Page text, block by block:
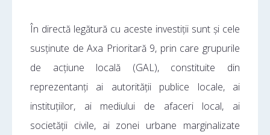
În directă legătură cu aceste investiții sunt și cele
susținute de Axa Prioritară 9, prin care grupurile
de acțiune locală (GAL), constituite din
reprezentanți ai autorității publice locale, ai
instituțiilor, ai mediului de afaceri local, ai
societății civile, ai zonei urbane marginalizate